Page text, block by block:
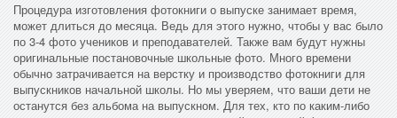
Процедура изготовления фотокниги о выпуске занимает время,
может длиться до месяца. Ведь для этого нужно, чтобы у вас было
по 3-4 фото учеников и преподавателей. Также вам будут нужны
оригинальные постановочные школьные фото. Много времени
обычно затрачивается на верстку и производство фотокниги для
выпускников начальной школы. Но мы уверяем, что ваши дети не
останутся без альбома на выпускном. Для тех, кто по каким-либо